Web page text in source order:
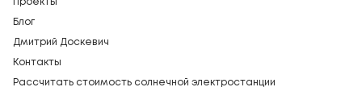
Блог
Дмитрий Доскевич
Контакты
Рассчитать стоимость солнечной электростанции